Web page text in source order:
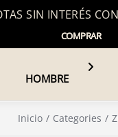
SIN INTERÉS
COMPRAR
HOMBRE
Inicio Categories